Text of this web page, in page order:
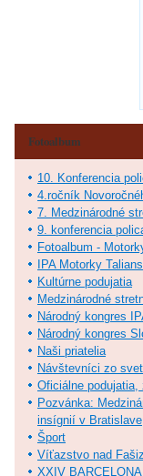
Fotoalbum
10. Konferencia
4.ročník
7. Medzinárodné
9. konferencia
Fotoalbum -
IPA Motorky
Kultúrne podujatia
Medzinárodné
Národný kongres
Národný kongres
Naši priatelia
Návštevníci zo
Oficiálne
Pozvánka:
insígnií v Bratislave
Šport
Víťazstvo nad
XXIV